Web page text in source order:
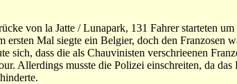
von la Jatte / Lunapark, 131 Fahrer starteten
ersten Mal siegte ein Belgier, doch den Franzosen
sich, dass die als Chauvinisten verschrieenen
Allerdings musste die Polizei einschreiten, da